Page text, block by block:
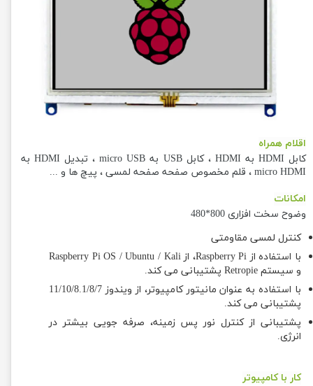
اقلام همراه
کابل HDMI به HDMI ، کابل USB به micro USB ، تبدیل HDMI به
micro HDMI ، قلم مخصوص صفحه صفحه لمسی ، پیچ ها و ...
امکانات
وضوح سخت افزاری 800*480
کنترل لمسی مقاومتی
با استفاده از Raspberry Pi، از Raspberry Pi OS / Ubuntu / Kali
و سیستم Retropie پشتیبانی می کند.
با استفاده به عنوان مانیتور کامپیوتر، از ویندوز 11/10/8.1/8/7
پشتیبانی می کند.
پشتیبانی از کنترل نور پس زمینه، صرفه جویی بیشتر در
انرژی.
کار با کامپیوتر